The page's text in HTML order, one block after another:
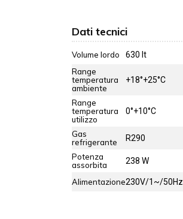
Dati tecnici
Volume lordo
630 lt
Range
temperatura
ambiente
+18°+25°C
Range
temperatura
utilizzo
0°+10°C
Gas
refrigerante
R290
Potenza
assorbita
238 W
Alimentazione230V/1~/50Hz